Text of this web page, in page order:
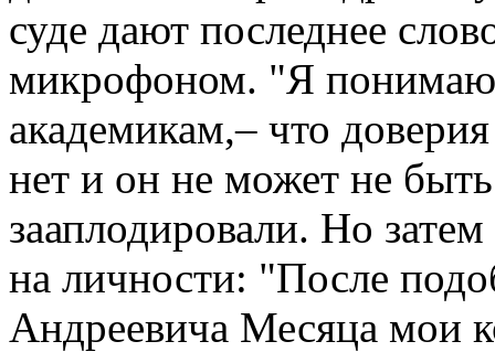
суде дают последнее
микрофоном. "Я
академикам,– что
нет и он не может не
зааплодировали. Но
на личности: "После
Андреевича Месяца мои